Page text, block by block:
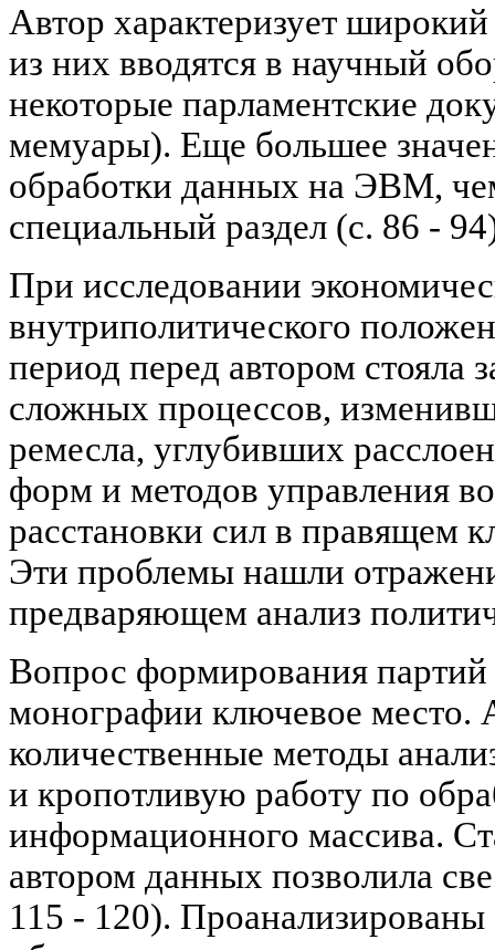
Автор характеризует
из них вводятся в научный
некоторые парламентские
мемуары). Еще большее
обработки данных на ЭВМ,
специальный раздел (с. 86 -
При исследовании
внутриполитического
период перед автором стояла
сложных процессов,
ремесла, углубивших
форм и методов управления
расстановки сил в правящем
Эти проблемы нашли
предваряющем анализ
Вопрос формирования партий
монографии ключевое место.
количественные методы
и кропотливую работу по
информационного массива.
автором данных позволила
115 - 120). Проанализированы